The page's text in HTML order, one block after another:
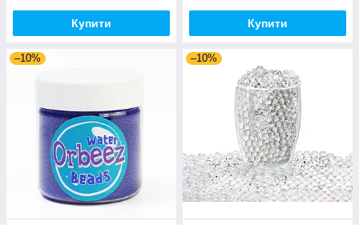
Купити Купити
–10% –10%